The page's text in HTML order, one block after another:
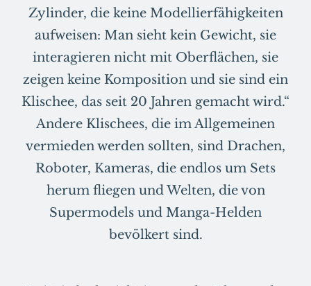
Zylinder, die keine Modellierfähigkeiten
aufweisen: Man sieht kein Gewicht, sie
interagieren nicht mit Oberflächen, sie
zeigen keine Komposition und sie sind ein
Klischee, das seit 20 Jahren gemacht wird.“
Andere Klischees, die im Allgemeinen
vermieden werden sollten, sind Drachen,
Roboter, Kameras, die endlos um Sets
herum fliegen und Welten, die von
Supermodels und Manga-Helden
bevölkert sind.